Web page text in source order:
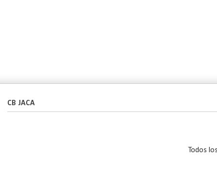
CB JACA
Todos